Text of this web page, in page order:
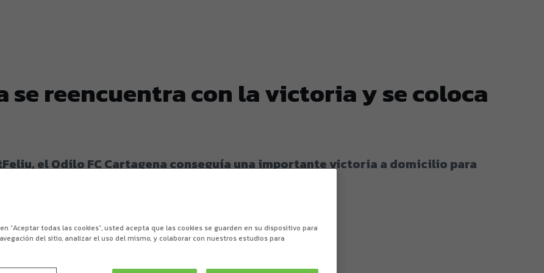
se reencuentra con la victoria y se coloca
el Odilo FC Cartagena conseguía una importante victoria a domicilio para
al liderato.
“Aceptar todas las cookies”, usted acepta que las cookies se guarden en su dispositivo para
del sitio, analizar el uso del mismo, y colaborar con nuestros estudios para